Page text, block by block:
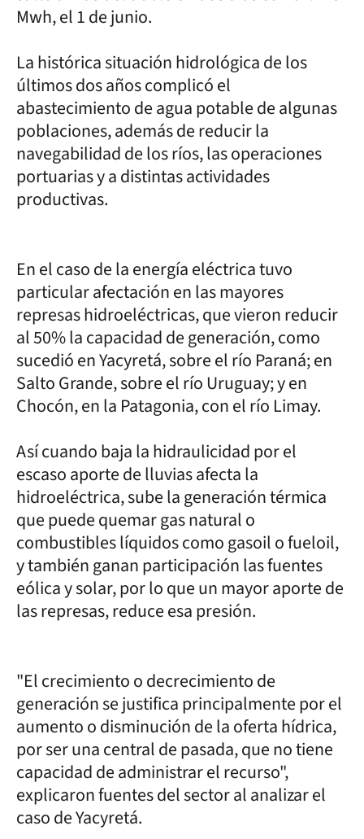
Mwh, el 1 de junio.
La histórica situación hidrológica de los
últimos dos años complicó el
abastecimiento de agua potable de algunas
poblaciones, además de reducir la
navegabilidad de los ríos, las operaciones
portuarias y a distintas actividades
productivas.
En el caso de la energía eléctrica tuvo
particular afectación en las mayores
represas hidroeléctricas, que vieron reducir
al 50% la capacidad de generación, como
sucedió en Yacyretá, sobre el río Paraná; en
Salto Grande, sobre el río Uruguay; y en
Chocón, en la Patagonia, con el río Limay.
Así cuando baja la hidraulicidad por el
escaso aporte de lluvias afecta la
hidroeléctrica, sube la generación térmica
que puede quemar gas natural o
combustibles líquidos como gasoil o fueloil,
y también ganan participación las fuentes
eólica y solar, por lo que un mayor aporte de
las represas, reduce esa presión.
"El crecimiento o decrecimiento de
generación se justifica principalmente por el
aumento o disminución de la oferta hídrica,
por ser una central de pasada, que no tiene
capacidad de administrar el recurso",
explicaron fuentes del sector al analizar el
caso de Yacyretá.